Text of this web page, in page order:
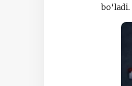
bo‘ladi.